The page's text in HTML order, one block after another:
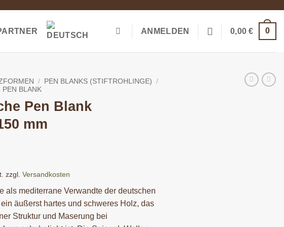
ANMELDEN 0,00€ 0
/ PEN BLANKS (STIFTROHLINGE)
/
BLANK
Pen Blank
mm
zzgl. Versandkosten
als mediterrane Verwandte der deutschen
äußerst hartes und schweres Holz, das
Struktur und Maserung bei